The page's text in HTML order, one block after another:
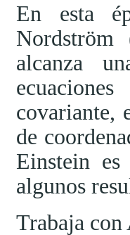
En esta
Nordström
alcanza
covariante,
de
Einstein
algunos
Trabaja